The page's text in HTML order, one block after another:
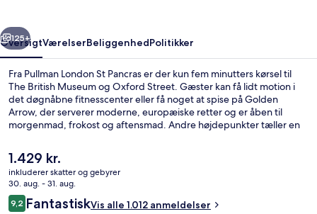
Næste
125+
OversigtVærelserBeliggenhedPolitikker
Fra Pullman London St Pancras er der kun fem minutters kørsel til
The British Museum og Oxford Street. Gæster kan få lidt motion i
det døgnåbne fitnesscenter eller få noget at spise på Golden
Arrow, der serverer moderne, europæiske retter og er åben til
morgenmad, frokost og aftensmad. Andre højdepunkter tæller en
personale og beliggenhed får rigtig gode bedømmelser fra
rejsende. Offentlig transport ligger kun en kort gåtur væk: King's
Cross & St. Pancras Metrostation ligger 5 minutter væk og Euston
Metrostation ligger 6 minutter derfra.
Den
nuværende
pris
er
1.429 kr.
1.429 kr.
inkluderer skatter og gebyrer
30. aug. - 31. aug.
Anmeldelser
9,29,2 ud af 10.
FantastiskVis alle 1.012 anmeldelser